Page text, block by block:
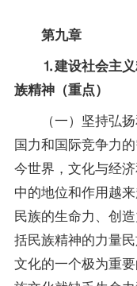
第九章
⒈建设社会主
族精神（重点）
（一）坚持弘扬
国力和国际竞争力
今世界，文化与经
中的地位和作用越
民族的生命力、创
括民族精神的力量
文化的一个极为重